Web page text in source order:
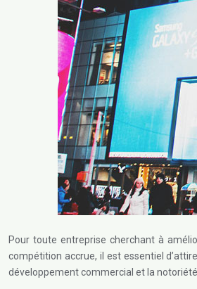
Pour toute entreprise cherchant à
compétition accrue, il est essentiel
développement commercial et la notoriété